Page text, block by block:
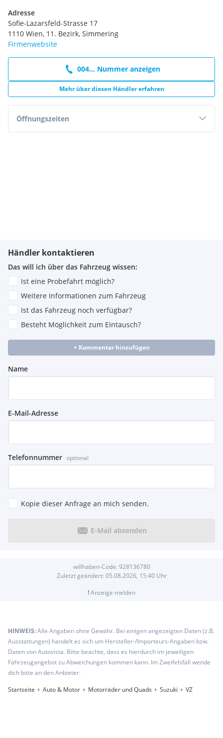
Adresse
Sofie-Lazarsfeld-Strasse 17
1110 Wien, 11. Bezirk, Simmering
Firmenwebsite
004... Nummer anzeigen
Mehr über diesen Händler erfahren
Öffnungszeiten
Händler kontaktieren
Das will ich über das Fahrzeug wissen:
Ist eine Probefahrt möglich?
Weitere Informationen zum Fahrzeug
Ist das Fahrzeug noch verfügbar?
Besteht Möglichkeit zum Eintausch?
+ Kommentar hinzufügen
Name
E-Mail-Adresse
Telefonnummer optional
Kopie dieser Anfrage an mich senden.
E-Mail absenden
willhaben-Code: 928136780
Zuletzt geändert: 05.08.2026, 15:40Uhr
!Anzeige melden
HINWEIS:Alle Angaben ohne Gewähr. Bei einigen angezeigten Daten (z.B.
Ausstattungen) handelt es sich um Hersteller-/Importeurs-Angaben bzw.
Daten von Autovista. Bitte beachte, dass es hierdurch im jeweiligen
Fahrzeugangebot zu Abweichungen kommen kann. Im Zweifelsfall wende
dich bitte an den Anbieter.
Startseite
Auto & Motor Motorräder und Quads Suzuki VZ